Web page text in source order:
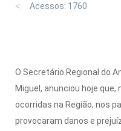
Acessos: 1760
O Secretário Regional do
Miguel, anunciou hoje
ocorridas na Região, nos
provocaram danos e